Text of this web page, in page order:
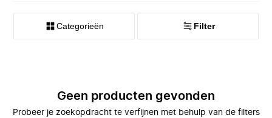
Categorieën Filter
Geen producten gevonden
Probeer je zoekopdracht te verfijnen met behulp van de filters